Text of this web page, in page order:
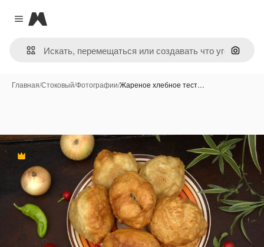
Close menu
Magnific
Поиск
Главная/Стоковый/Фотографии/Жареное хлебное тест…
Премиум